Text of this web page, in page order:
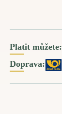
Platit můžete:
Doprava: